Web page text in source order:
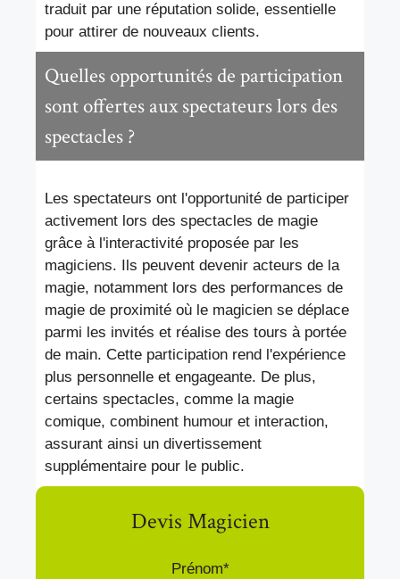
traduit par une réputation solide, essentielle
pour attirer de nouveaux clients.
Quelles opportunités de participation
sont offertes aux spectateurs lors des
spectacles ?
Les spectateurs ont l'opportunité de participer
activement lors des spectacles de magie
grâce à l'interactivité proposée par les
magiciens. Ils peuvent devenir acteurs de la
magie, notamment lors des performances de
magie de proximité où le magicien se déplace
parmi les invités et réalise des tours à portée
de main. Cette participation rend l'expérience
plus personnelle et engageante. De plus,
certains spectacles, comme la magie
comique, combinent humour et interaction,
assurant ainsi un divertissement
supplémentaire pour le public.
Devis Magicien
Prénom*